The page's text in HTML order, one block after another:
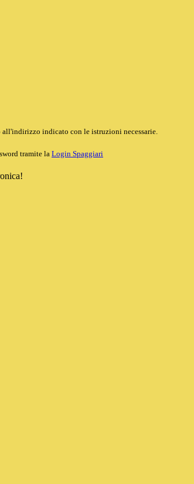
all'indirizzo indicato con le istruzioni necessarie.
tramite la Login Spaggiari